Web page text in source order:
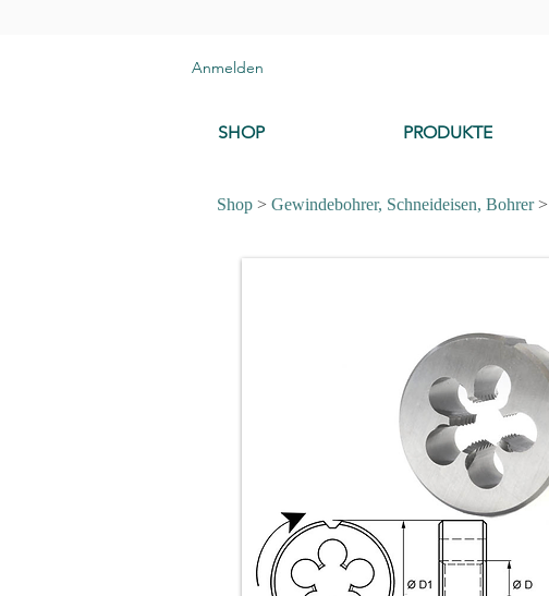
Anmelden
SHOP PRODUKTE
Shop > Gewindebohrer, Schneideisen, Bohrer>